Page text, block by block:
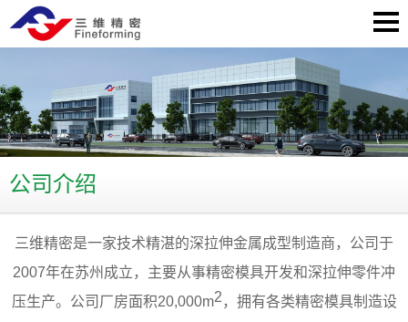
公司介绍
三维精密是一家技术精湛的深拉伸金属成型制造商，公司于
2007年在苏州成立，主要从事精密模具开发和深拉伸零件冲
压生产。公司厂房面积20,000m2 ，拥有各类精密模具制造设